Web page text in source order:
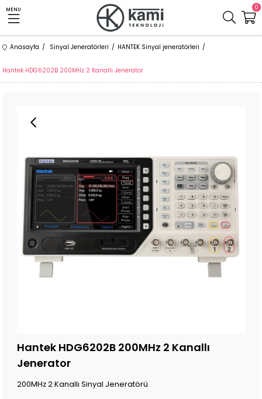
MENU 0
Anasayfa Sinyal Jeneratörleri HANTEK Sinyal jeneratörleri
Hantek HDG6202B 200MHz 2 Kanallı Jenerator
Hantek HDG6202B 200MHz 2 Kanallı
Jenerator
200MHz 2 Kanallı Sinyal Jeneratörü